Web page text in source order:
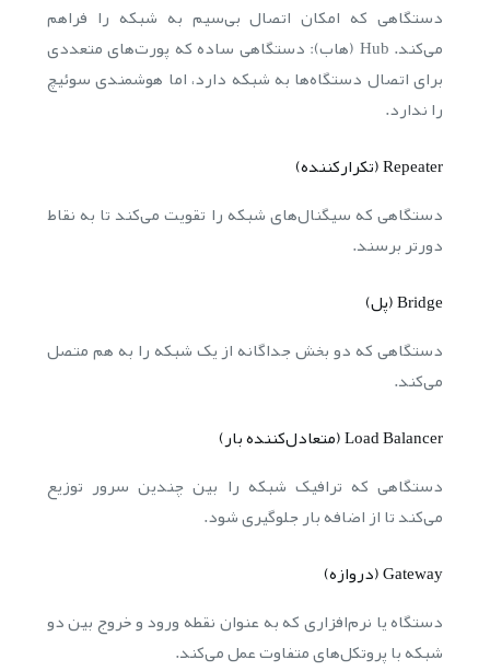
دستگاهی که امکان اتصال بی‌سیم به شبکه را فراهم
می‌کند. Hub (هاب): دستگاهی ساده که پورت‌های متعددی
برای اتصال دستگاه‌ها به شبکه دارد، اما هوشمندی سوئیچ
را ندارد.
Repeater (تکرارکننده)
دستگاهی که سیگنال‌های شبکه را تقویت می‌کند تا به نقاط
دورتر برسند.
Bridge (پل)
دستگاهی که دو بخش جداگانه از یک شبکه را به هم متصل
می‌کند.
Load Balancer (متعادل‌کننده بار)
دستگاهی که ترافیک شبکه را بین چندین سرور توزیع
می‌کند تا از اضافه بار جلوگیری شود.
Gateway (دروازه)
دستگاه یا نرم‌افزاری که به عنوان نقطه ورود و خروج بین دو
شبکه با پروتکل‌های متفاوت عمل می‌کند.